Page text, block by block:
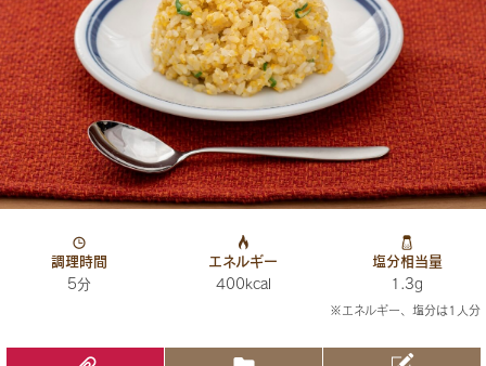
調理時間
5分
エネルギー
400kcal
塩分相当量
1.3g
※エネルギー、塩分は1人分